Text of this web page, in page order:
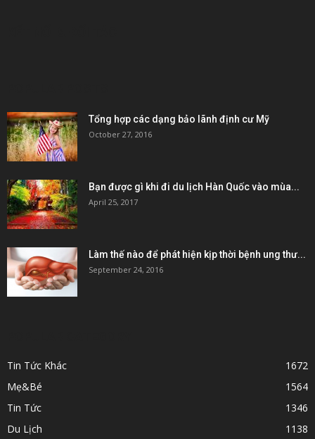
Tổng hợp các dạng bảo lãnh định cư Mỹ
October 27, 2016
Bạn được gì khi đi du lịch Hàn Quốc vào mùa...
April 25, 2017
Làm thế nào để phát hiện kịp thời bệnh ung thư...
September 24, 2016
Tin Tức Khác
1672
Mẹ&Bé
1564
Tin Tức
1346
Du Lịch
1138